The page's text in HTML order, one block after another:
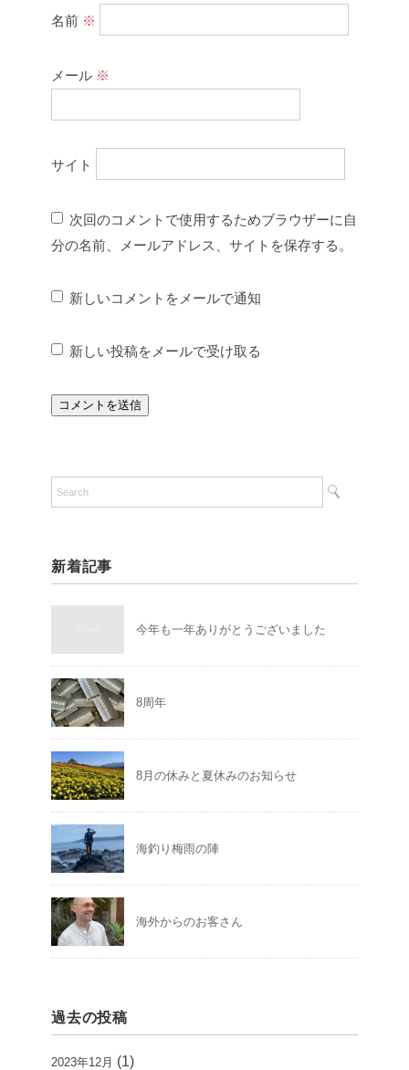
名前 ※
メール ※
サイト
次回のコメントで使用するためブラウザーに自
分の名前、メールアドレス、サイトを保存する。
新しいコメントをメールで通知
新しい投稿をメールで受け取る
新着記事
今年も一年ありがとうございました
8周年
8月の休みと夏休みのお知らせ
海釣り梅雨の陣
海外からのお客さん
過去の投稿
2023年12月 (1)